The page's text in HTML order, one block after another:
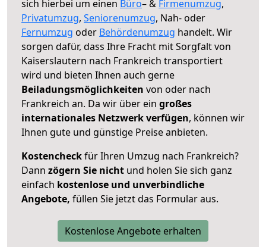
sich hierbei um einen Büro– & Firmenumzug,
Privatumzug, Seniorenumzug, Nah- oder
Fernumzug oder Behördenumzug handelt. Wir
sorgen dafür, dass Ihre Fracht mit Sorgfalt von
Kaiserslautern nach Frankreich transportiert
wird und bieten Ihnen auch gerne
Beiladungsmöglichkeiten von oder nach
Frankreich an. Da wir über ein großes
internationales Netzwerk verfügen, können wir
Ihnen gute und günstige Preise anbieten.
Kostencheckfür Ihren Umzug nach Frankreich?
Dann zögern Sie nicht und holen Sie sich ganz
einfach kostenlose und unverbindliche
Angebote, füllen Sie jetzt das Formular aus.
Kostenlose Angebote erhalten